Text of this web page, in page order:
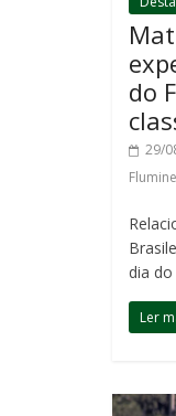
do
29/
dia
Ler